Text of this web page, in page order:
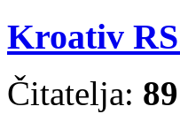
Kroativ
Čitatelja: 89